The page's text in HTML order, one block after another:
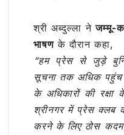
श्री अब्दुल्ला नेजम्मू-
भाषण के दौरान कहा,
“हम प्रेस से जुड़े
सूचना तक अधिक पहुंच
के अधिकारों की
श्रीनगर में प्रेस क्लब
करने के लिए ठोस कदम